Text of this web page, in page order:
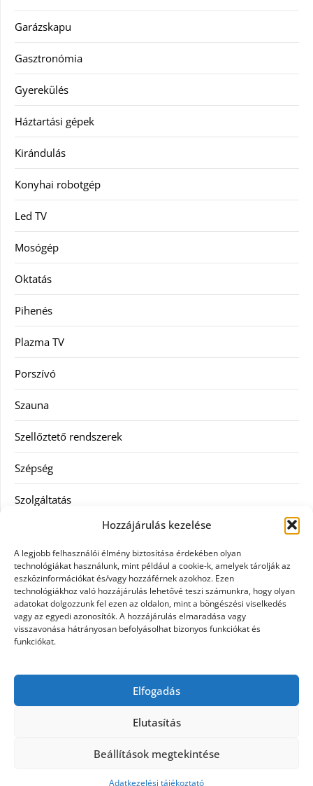
Hozzájárulás kezelése
A legjobb felhasználói élmény biztosítása érdekében olyan
technológiákat használunk, mint például a cookie-k, amelyek tárolják az
eszközinformációkat és/vagy hozzáférnek azokhoz. Ezen
technológiákhoz való hozzájárulás lehetővé teszi számunkra, hogy olyan
adatokat dolgozzunk fel ezen az oldalon, mint a böngészési viselkedés
vagy az egyedi azonosítók. A hozzájárulás elmaradása vagy
visszavonása hátrányosan befolyásolhat bizonyos funkciókat és
funkciókat.
Elfogadás
Elutasítás
Beállítások megtekintése
Adatkezelési tájékoztató
Garázskapu
Gasztronómia
Gyerekülés
Háztartási gépek
Kirándulás
Konyhai robotgép
Led TV
Mosógép
Oktatás
Pihenés
Plazma TV
Porszívó
Szauna
Szellőztető rendszerek
Szépség
Szolgáltatás
Televízió
Vásárlás
Webshop
general kivitelező
Theme